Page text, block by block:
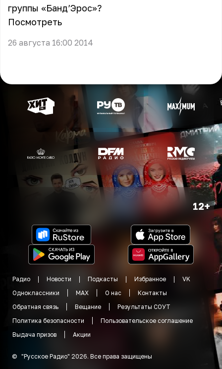
группы «Банд’Эрос»?
Посмотреть
26 августа 16:00 2014
12+
Радио Новости Подкасты Избранное
VK
Одноклассники
MAX О нас
Контакты
Обратная связь
Вещание
Результаты СОУТ
Политика безопасности
Пользовательское соглашение
Выдача призов
Акции
© "Русское Радио" 2026. Все права защищены